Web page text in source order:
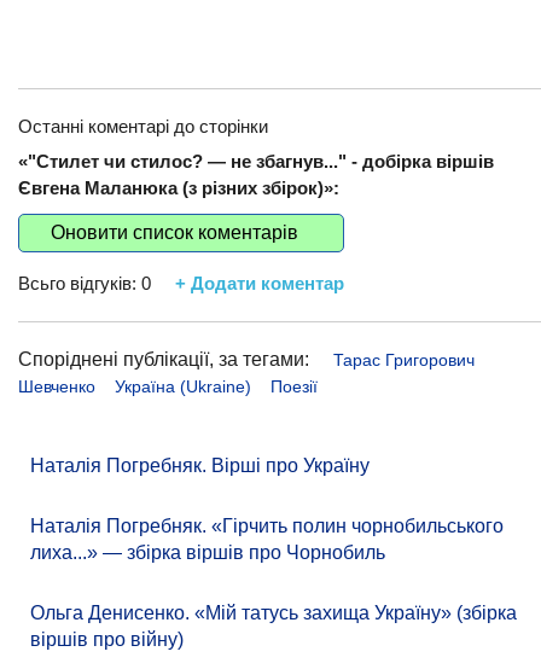
Останні коментарі до сторінки
«"Стилет чи стилос? — не збагнув..." - добірка віршів
Євгена Маланюка (з різних збірок)»:
Оновити список коментарів
Всьго відгуків: 0 + Додати коментар
Споріднені публікації, за тегами:
Тарас Григорович
Шевченко
Україна (Ukraine) Поезії
Наталія Погребняк. Вірші про Україну
Наталія Погребняк. «Гірчить полин чорнобильського
лиха...» — збірка віршів про Чорнобиль
Ольга Денисенко. «Мій татусь захища Україну» (збірка
віршів про війну)